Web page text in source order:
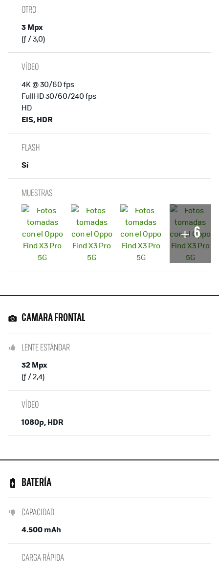
OTRO
3 Mpx
(ƒ / 3,0)
VÍDEO
4K @ 30/60 fps
FullHD 30/60/240 fps
HD
EIS, HDR
FLASH
Sí
MUESTRAS
6
CAMARA FRONTAL
LENTE ESTÁNDAR
32 Mpx
(ƒ / 2,4)
VÍDEO
1080p, HDR
BATERÍA
CAPACIDAD
4.500 mAh
CARGA RÁPIDA